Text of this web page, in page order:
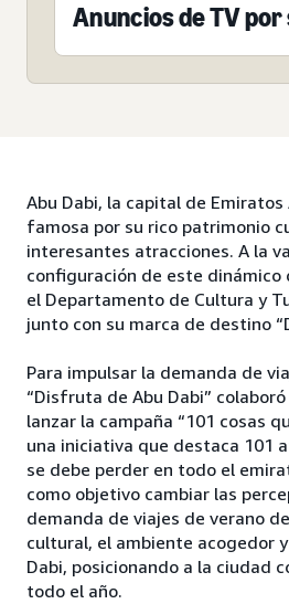
Anuncios de TV
Abu Dabi, la capital de Emiratos
famosa por su rico patrimonio
interesantes atracciones. A la
configuración de este dinámico
el Departamento de Cultura y
junto con su marca de destino
Para impulsar la demanda de
“Disfruta de Abu Dabi”
lanzar la campaña “101 cosas
una iniciativa que destaca 101
se debe perder en todo el
como objetivo cambiar las
demanda de viajes de verano
cultural, el ambiente acogedor
Dabi, posicionando a la ciudad
todo el año.